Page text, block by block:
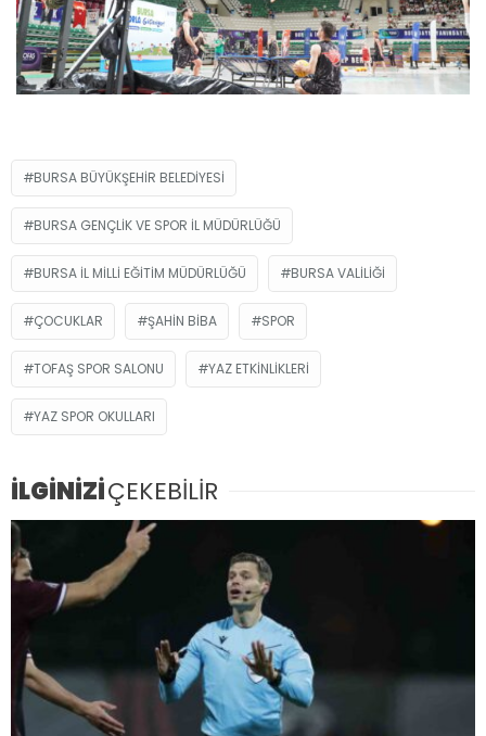
BURSA BÜYÜKŞEHIR BELEDIYESI
BURSA GENÇLIK VE SPOR İL MÜDÜRLÜĞÜ
BURSA İL MILLI EĞITIM MÜDÜRLÜĞÜ BURSA VALILIĞI
ÇOCUKLAR ŞAHIN BIBA SPOR
TOFAŞ SPOR SALONU YAZ ETKINLIKLERI
YAZ SPOR OKULLARI
İLGİNİZİÇEKEBİLİR